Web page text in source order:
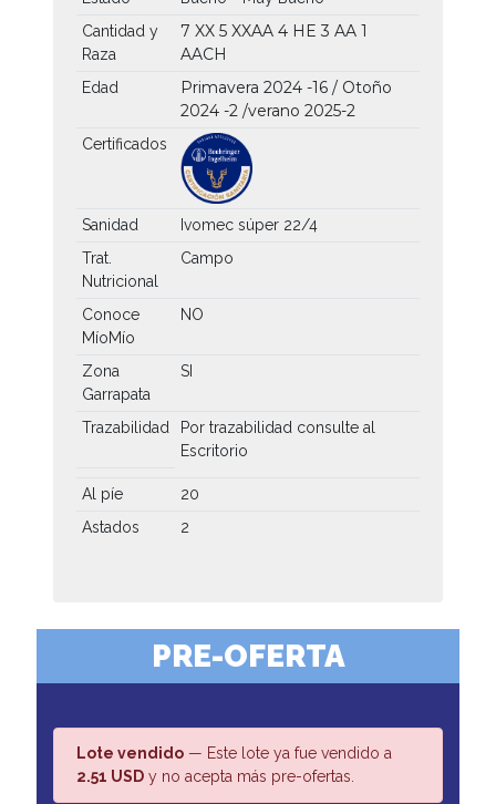
Cantidad y
Raza
7 XX 5 XXAA 4 HE 3 AA 1
AACH
Edad
Primavera 2024 -16 / Otoño
2024 -2 /verano 2025-2
Certificados
Sanidad
Ivomec súper 22/4
Trat.
Nutricional
Campo
Conoce
MíoMío
NO
Zona
Garrapata
SI
Trazabilidad
Por trazabilidad consulte al
Escritorio
Al píe
20
Astados
2
PRE-OFERTA
Lote vendido — Este lote ya fue vendido a
2.51 USD y no acepta más pre-ofertas.